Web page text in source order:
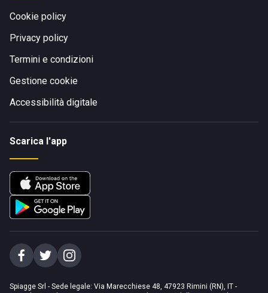
Cookie policy
Privacy policy
Termini e condizioni
Gestione cookie
Accessibilità digitale
Scarica l'app
Spiagge Srl - Sede legale: Via Marecchiese 48, 47923 Rimini (RN), IT -